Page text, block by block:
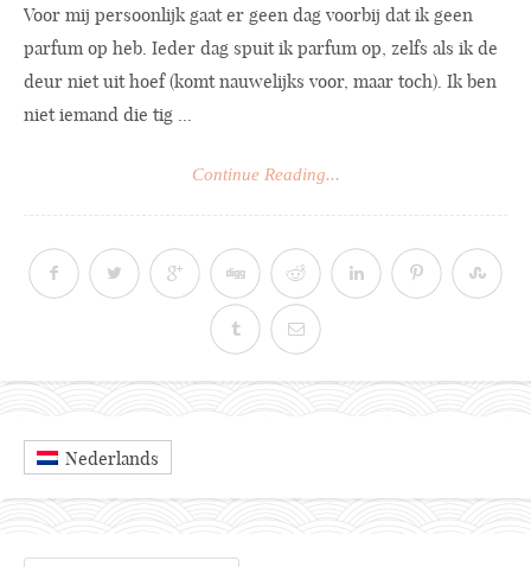
Voor mij persoonlijk gaat er geen dag voorbij dat ik geen
parfum op heb. Ieder dag spuit ik parfum op, zelfs als ik de
deur niet uit hoef (komt nauwelijks voor, maar toch). Ik ben
niet iemand die tig ...
Continue Reading...
Nederlands